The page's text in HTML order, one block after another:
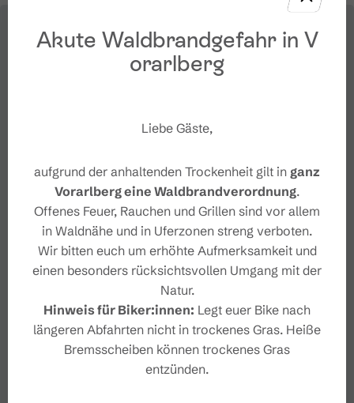
Akute Waldbrandgefahr in V
orarlberg
Liebe Gäste,
aufgrund der anhaltenden Trockenheit gilt in ganz
Vorarlberg eine Waldbrandverordnung.
Offenes Feuer, Rauchen und Grillen sind vor allem
in Waldnähe und in Uferzonen streng verboten.
Wir bitten euch um erhöhte Aufmerksamkeit und
einen besonders rücksichtsvollen Umgang mit der
Natur.
Hinweis für Biker:innen: Legt euer Bike nach
längeren Abfahrten nicht in trockenes Gras. Heiße
Bremsscheiben können trockenes Gras
entzünden.